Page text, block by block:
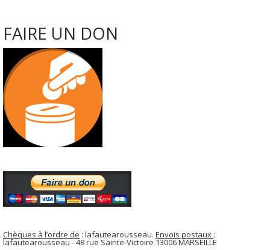
FAIRE UN DON
Chèques à l’ordre de : lafautearousseau. Envois postaux :
lafautearousseau - 48 rue Sainte-Victoire 13006 MARSEILLE